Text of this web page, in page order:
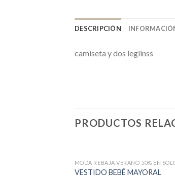
DESCRIPCIÓN
camiseta y dos legiinss
PRODUCTOS
MODA REBAJA VERANO 50% EN
VESTIDO BEBÉ MAYORAL